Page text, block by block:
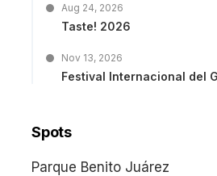
Aug 24, 2026
Taste! 2026
Nov 13, 2026
Festival Internacional del
Spots
Parque Benito Juárez